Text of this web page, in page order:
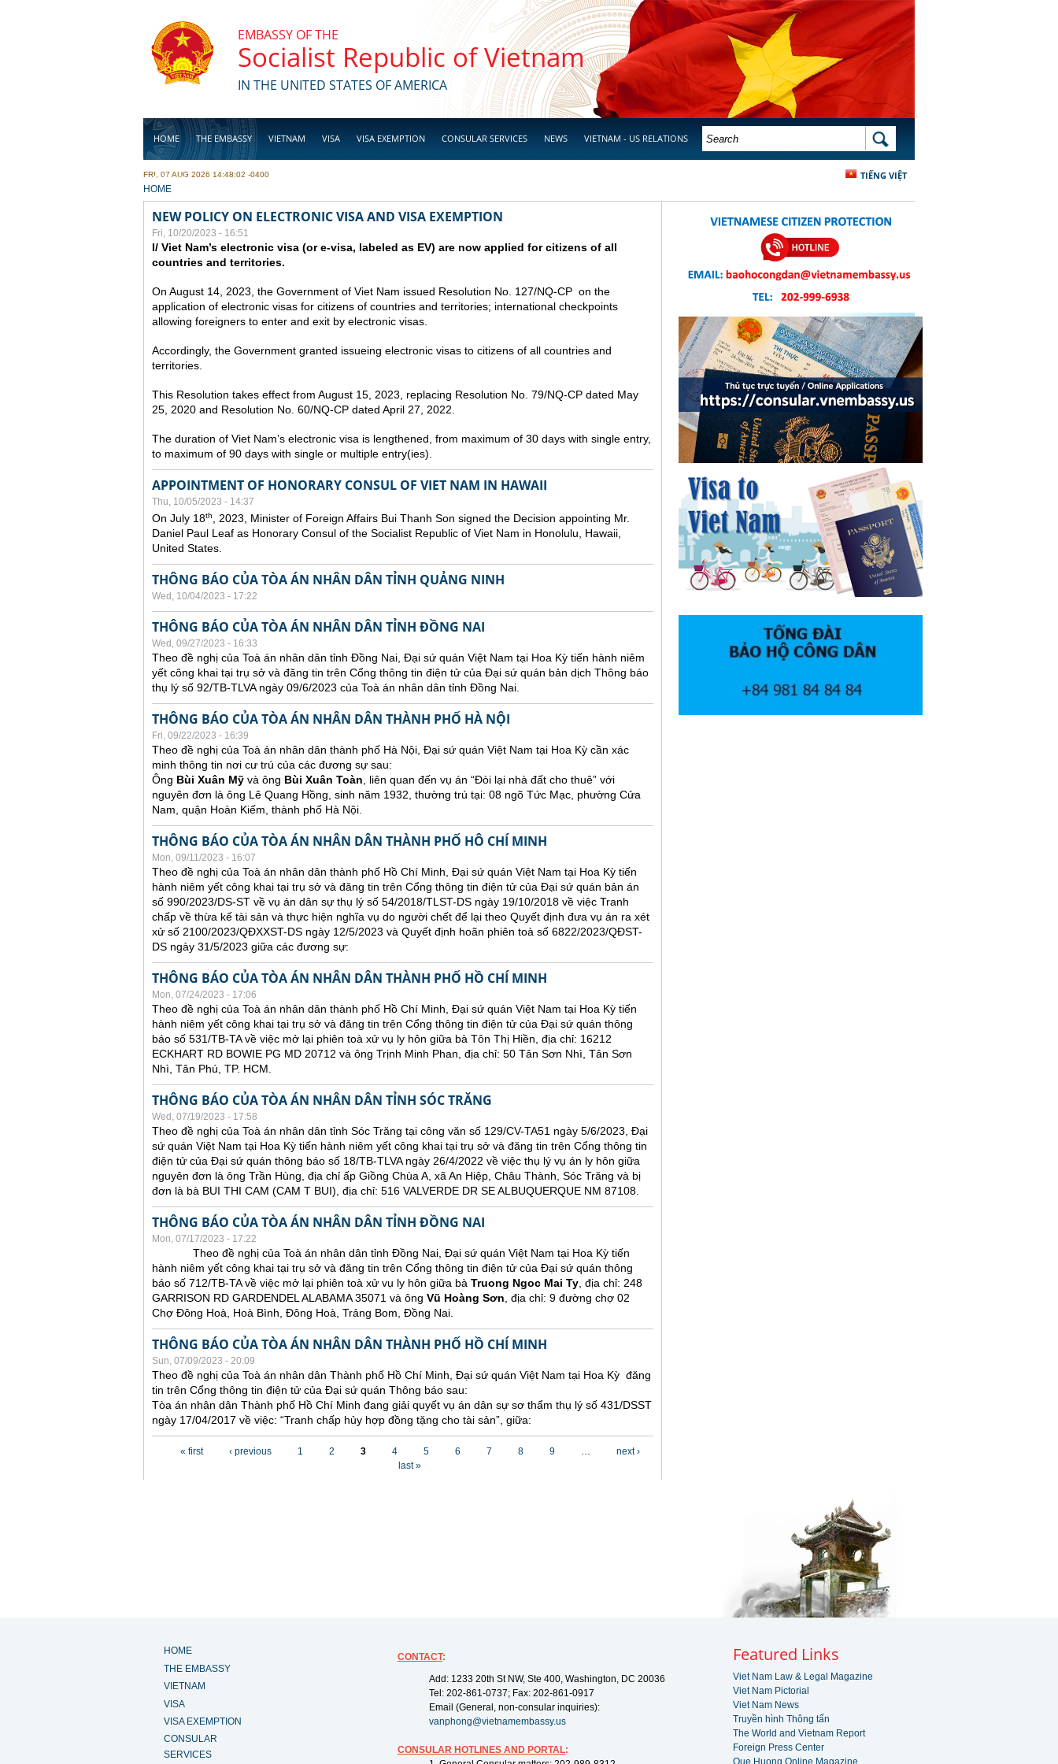
EMBASSY OF THE
Socialist Republic of Vietnam
IN THE UNITED STATES OF AMERICA
HOME THE EMBASSY VIETNAM VISA VISA EXEMPTION CONSULAR SERVICES NEWS VIETNAM - US RELATIONS
BUSINESS
SEARCH FORM SEARCH
TIẾNG VIỆT
FRI, 07 AUG 2026 14:48:02 -0400
YOU ARE HERE
HOME
NEW POLICY ON ELECTRONIC VISA AND VISA EXEMPTION
Fri, 10/20/2023 - 16:51
I/ Viet Nam’s electronic visa (or e-visa, labeled as EV) are now applied for citizens of all
countries and territories.
On August 14, 2023, the Government of Viet Nam issued Resolution No. 127/NQ-CP on the
application of electronic visas for citizens of countries and territories; international checkpoints
allowing foreigners to enter and exit by electronic visas.
Accordingly, the Government granted issueing electronic visas to citizens of all countries and
territories.
This Resolution takes effect from August 15, 2023, replacing Resolution No. 79/NQ-CP dated May
25, 2020 and Resolution No. 60/NQ-CP dated April 27, 2022.
The duration of Viet Nam’s electronic visa is lengthened, from maximum of 30 days with single entry,
to maximum of 90 days with single or multiple entry(ies).
APPOINTMENT OF HONORARY CONSUL OF VIET NAM IN HAWAII
Thu, 10/05/2023 - 14:37
On July 18th
, 2023, Minister of Foreign Affairs Bui Thanh Son signed the Decision appointing Mr.
Daniel Paul Leaf as Honorary Consul of the Socialist Republic of Viet Nam in Honolulu, Hawaii,
United States.
THÔNG BÁO CỦA TÒA ÁN NHÂN DÂN TỈNH QUẢNG NINH
Wed, 10/04/2023 - 17:22
THÔNG BÁO CỦA TÒA ÁN NHÂN DÂN TỈNH ĐỒNG NAI
Wed, 09/27/2023 - 16:33
Theo đề nghị của Toà án nhân dân tỉnh Đồng Nai, Đại sứ quán Việt Nam tại Hoa Kỳ tiến hành niêm
yết công khai tại trụ sở và đăng tin trên Cổng thông tin điện tử của Đại sứ quán bản dịch Thông báo
thụ lý số 92/TB-TLVA ngày 09/6/2023 của Toà án nhân dân tỉnh Đồng Nai.
THÔNG BÁO CỦA TÒA ÁN NHÂN DÂN THÀNH PHỐ HÀ NỘI
Fri, 09/22/2023 - 16:39
Theo đề nghị của Toà án nhân dân thành phố Hà Nội, Đại sứ quán Việt Nam tại Hoa Kỳ cần xác
minh thông tin nơi cư trú của các đương sự sau:
Ông Bùi Xuân Mỹ và ông Bùi Xuân Toàn , liên quan đến vụ án “Đòi lại nhà đất cho thuê” với
nguyên đơn là ông Lê Quang Hồng, sinh năm 1932, thường trú tại: 08 ngõ Tức Mạc, phường Cửa
Nam, quận Hoàn Kiếm, thành phố Hà Nội.
THÔNG BÁO CỦA TÒA ÁN NHÂN DÂN THÀNH PHỐ HÔ CHÍ MINH
Mon, 09/11/2023 - 16:07
Theo đề nghị của Toà án nhân dân thành phố Hồ Chí Minh, Đại sứ quán Việt Nam tại Hoa Kỳ tiến
hành niêm yết công khai tại trụ sở và đăng tin trên Cổng thông tin điện tử của Đại sứ quán bản án
số 990/2023/DS-ST về vụ án dân sự thụ lý số 54/2018/TLST-DS ngày 19/10/2018 về việc Tranh
chấp về thừa kế tài sản và thực hiện nghĩa vụ do người chết để lại theo Quyết định đưa vụ án ra xét
xử số 2100/2023/QĐXXST-DS ngày 12/5/2023 và Quyết định hoãn phiên toà số 6822/2023/QĐST-
DS ngày 31/5/2023 giữa các đương sự:
THÔNG BÁO CỦA TÒA ÁN NHÂN DÂN THÀNH PHỐ HỒ CHÍ MINH
Mon, 07/24/2023 - 17:06
Theo đề nghị của Toà án nhân dân thành phố Hồ Chí Minh, Đại sứ quán Việt Nam tại Hoa Kỳ tiến
hành niêm yết công khai tại trụ sở và đăng tin trên Cổng thông tin điện tử của Đại sứ quán thông
báo số 531/TB-TA về việc mở lại phiên toà xử vụ ly hôn giữa bà Tôn Thị Hiền, địa chỉ: 16212
ECKHART RD BOWIE PG MD 20712 và ông Trịnh Minh Phan, địa chỉ: 50 Tân Sơn Nhì, Tân Sơn
Nhì, Tân Phú, TP. HCM.
THÔNG BÁO CỦA TÒA ÁN NHÂN DÂN TỈNH SÓC TRĂNG
Wed, 07/19/2023 - 17:58
Theo đề nghị của Toà án nhân dân tỉnh Sóc Trăng tại công văn số 129/CV-TA51 ngày 5/6/2023, Đại
sứ quán Việt Nam tại Hoa Kỳ tiến hành niêm yết công khai tại trụ sở và đăng tin trên Cổng thông tin
điện tử của Đại sứ quán thông báo số 18/TB-TLVA ngày 26/4/2022 về việc thụ lý vụ án ly hôn giữa
nguyên đơn là ông Trần Hùng, địa chỉ ấp Giồng Chùa A, xã An Hiệp, Châu Thành, Sóc Trăng và bị
đơn là bà BUI THI CAM (CAM T BUI), địa chỉ: 516 VALVERDE DR SE ALBUQUERQUE NM 87108.
THÔNG BÁO CỦA TÒA ÁN NHÂN DÂN TỈNH ĐỒNG NAI
Mon, 07/17/2023 - 17:22
Theo đề nghị của Toà án nhân dân tỉnh Đồng Nai, Đại sứ quán Việt Nam tại Hoa Kỳ tiến
hành niêm yết công khai tại trụ sở và đăng tin trên Cổng thông tin điện tử của Đại sứ quán thông
báo số 712/TB-TA về việc mở lại phiên toà xử vụ ly hôn giữa bà Truong Ngoc Mai Ty , địa chỉ: 248
GARRISON RD GARDENDEL ALABAMA 35071 và ông Vũ Hoàng Sơn , địa chỉ: 9 đường chợ 02
Chợ Đông Hoà, Hoà Bình, Đông Hoà, Trảng Bom, Đồng Nai.
THÔNG BÁO CỦA TÒA ÁN NHÂN DÂN THÀNH PHỐ HỒ CHÍ MINH
Sun, 07/09/2023 - 20:09
Theo đề nghị của Toà án nhân dân Thành phố Hồ Chí Minh, Đại sứ quán Việt Nam tại Hoa Kỳ đăng
tin trên Cổng thông tin điện tử của Đại sứ quán Thông báo sau:
Tòa án nhân dân Thành phố Hồ Chí Minh đang giải quyết vụ án dân sự sơ thẩm thụ lý số 431/DSST
ngày 17/04/2017 về việc: “Tranh chấp hủy hợp đồng tặng cho tài sản”, giữa:
« first ‹ previous 1 2 3 4 5 6 7 8 9 …
next ›
last »
HOME
THE EMBASSY
VIETNAM
VISA
VISA EXEMPTION
CONSULAR
SERVICES
CONTACT:
Add: 1233 20th St NW, Ste 400, Washington, DC 20036
Tel: 202-861-0737; Fax: 202-861-0917
Email (General, non-consular inquiries):
vanphong@vietnamembassy.us
CONSULAR HOTLINES AND PORTAL:
Featured Links
Viet Nam Law & Legal Magazine
Viet Nam Pictorial
Viet Nam News
Truyền hình Thông tấn
The World and Vietnam Report
Foreign Press Center
Que Huong Online Magazine